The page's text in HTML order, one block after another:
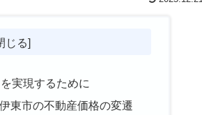
実現するために
東市の不動産価格の変遷